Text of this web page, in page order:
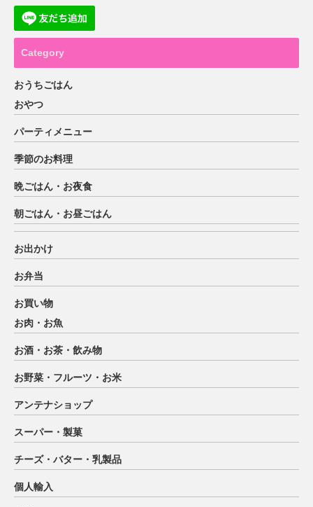
Category
おうちごはん
おやつ
パーティメニュー
季節のお料理
晩ごはん・お夜食
朝ごはん・お昼ごはん
お出かけ
お弁当
お買い物
お肉・お魚
お酒・お茶・飲み物
お野菜・フルーツ・お米
アンテナショップ
スーパー・製菓
チーズ・バター・乳製品
個人輸入